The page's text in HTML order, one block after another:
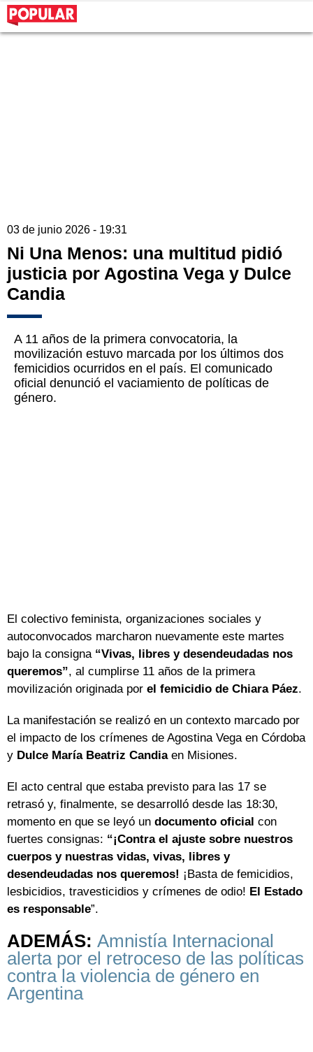
03 de junio 2026 - 19:31
Ni Una Menos: una multitud pidió
justicia por Agostina Vega y Dulce
Candia
A 11 años de la primera convocatoria, la
movilización estuvo marcada por los últimos dos
femicidios ocurridos en el país. El comunicado
oficial denunció el vaciamiento de políticas de
género.
El colectivo feminista, organizaciones sociales y
autoconvocados marcharon nuevamente este martes
bajo la consigna “Vivas, libres y desendeudadas nos
queremos”, al cumplirse 11 años de la primera
movilización originada por el femicidio de Chiara Páez.
La manifestación se realizó en un contexto marcado por
el impacto de los crímenes de Agostina Vega en Córdoba
y Dulce María Beatriz Candiaen Misiones.
El acto central que estaba previsto para las 17 se
retrasó y, finalmente, se desarrolló desde las 18:30,
momento en que se leyó un documento oficial con
fuertes consignas: “¡Contra el ajuste sobre nuestros
cuerpos y nuestras vidas, vivas, libres y
desendeudadas nos queremos! ¡Basta de femicidios,
lesbicidios, travesticidios y crímenes de odio! El Estado
es responsable”.
ADEMÁS: Amnistía Internacional
alerta por el retroceso de las políticas
contra la violencia de género en
Argentina